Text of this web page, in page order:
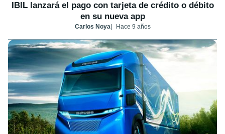
IBIL lanzará el pago con tarjeta de crédito o débito
en su nueva app
Carlos Noya Hace 9 años